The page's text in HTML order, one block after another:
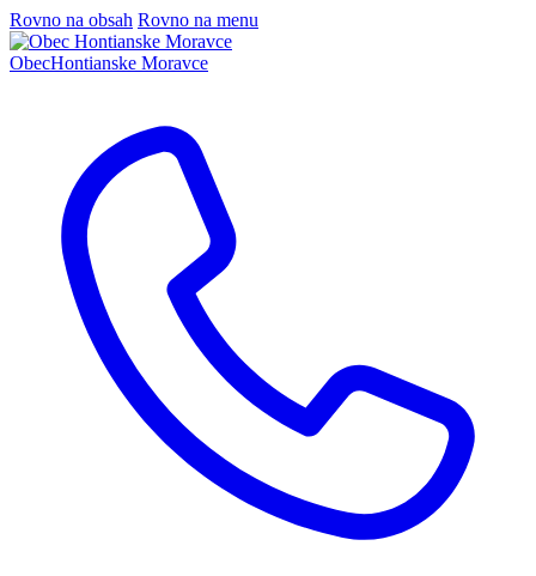
Rovno na obsah Rovno na menu
ObecHontianske Moravce